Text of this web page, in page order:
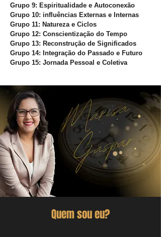
Grupo 9: Espiritualidade e Autoconexão
Grupo 10: influências Externas e Internas
Grupo 11: Natureza e Ciclos
Grupo 12: Conscientização do Tempo
Grupo 13: Reconstrução de Significados
Grupo 14: Integração do Passado e Futuro
Grupo 15: Jornada Pessoal e Coletiva
Quem sou eu?